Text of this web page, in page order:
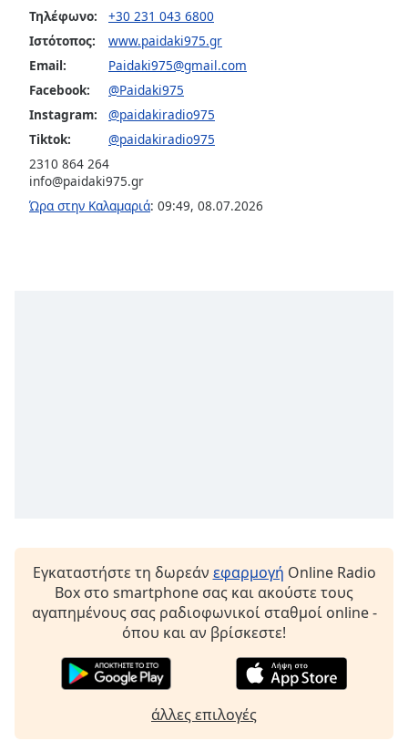
Caption
Background
Color
Opacity
Modal
Τηλέφωνο:
+30 231 043 6800
Ιστότοπος:
www.paidaki975.gr
Email:
Paidaki975@gmail.com
Facebook:
@Paidaki975
Instagram:
@paidakiradio975
Tiktok:
@paidakiradio975
2310 864 264
info@paidaki975.gr
Ώρα στην Καλαμαριά: 09:49, 08.07.2026
Εγκαταστήστε τη δωρεάν εφαρμογή Online Radio
Box στο smartphone σας και ακούστε τους
αγαπημένους σας ραδιοφωνικοί σταθμοί online -
όπου και αν βρίσκεστε!
άλλες επιλογές